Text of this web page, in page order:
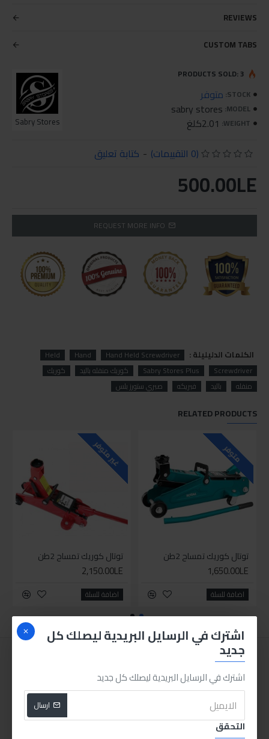
اشترك في الرسايل البريدية ليصلك كل
جديد
اشترك في الرسايل البريدية ليصلك كل جديد
ارسال
التحقق
REVIEWS
CUSTOM TABS
STOCK: متوفر
MODEL:
sabry stores
WEIGHT: 2.01كلغ Sabry Stores
PRODUCTS SOLD: 3
(0 التقييمات) - كتابة تعليق
500.00LE
REQUEST MORE INFO
الكلمات الدليليلة : Hand Held Screwdriver
Hand
Held
Screwdriver
Sabry Stores Plus كوريك منفله باليد
كوريك
منفله
باليد فبريكه صبري ستورز بلس
RELATED PRODUCTS
متوفر
توتال كوريك تمساح 2طن
1,650.00LE
اضافة للسلة
غير متوفر
توتال كوريك تمساح 2طن
2,150.00LE
اضافة للسلة